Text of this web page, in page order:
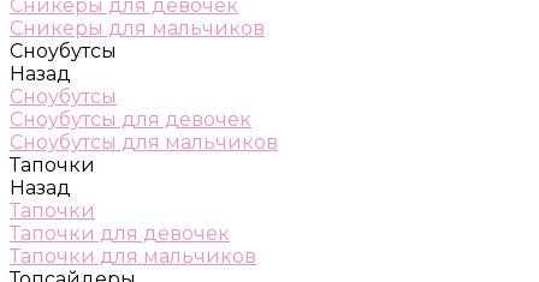
Сникеры для девочек
Сникеры для мальчиков
Сноубутсы
Назад
Сноубутсы
Сноубутсы для девочек
Сноубутсы для мальчиков
Тапочки
Назад
Тапочки
Тапочки для девочек
Тапочки для мальчиков